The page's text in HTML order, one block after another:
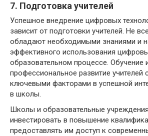
7. Подготовка учителей
Успешное внедрение цифровых
зависит от подготовки учителей. Не
обладают необходимыми знаниями и
эффективного использования
образовательном процессе. Обучение
профессиональное развитие учителей
ключевыми факторами в успешной
в школы.
Школы и образовательные
инвестировать в повышение
предоставлять им доступ к